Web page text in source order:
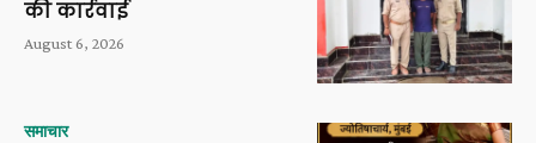
की कार्रवाई
August 6, 2026
समाचार